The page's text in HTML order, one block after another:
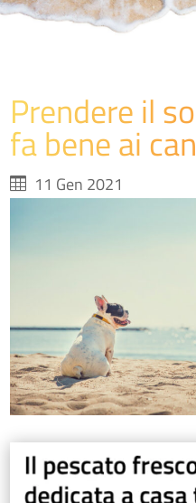
Prendere il
fa bene ai
11 Gen 2021